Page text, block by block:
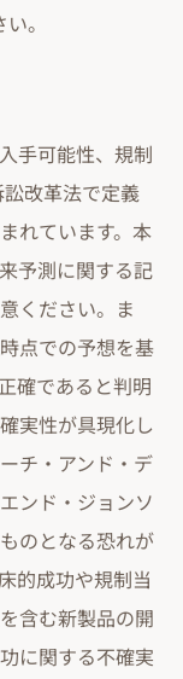
。
手可能性、規制
改革法で定義
れています。本
予測に関する記
ください。ま
点での予想を基
確であると判明
実性が具現化し
チ・アンド・デ
ンド・ジョンソ
のとなる恐れが
的成功や規制当
含む新製品の開
に関する不確実